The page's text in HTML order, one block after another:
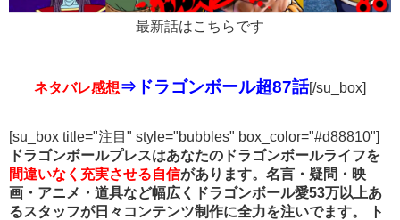
最新話はこちらです
ネタバレ感想⇒ドラゴンボール超87話[/su_box]
[su_box title="注目" style="bubbles" box_color="#d88810"]
ドラゴンボールプレスはあなたのドラゴンボールライフを
間違いなく充実させる自信があります。名言・疑問・映
画・アニメ・道具など幅広くドラゴンボール愛53万以上あ
るスタッフが日々コンテンツ制作に全力を注いでます。
ト